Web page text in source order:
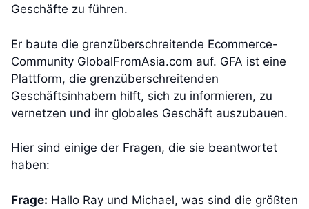
Geschäfte zu führen.
Er baute die grenzüberschreitende Ecommerce-
Community GlobalFromAsia.com auf. GFA ist eine
Plattform, die grenzüberschreitenden
Geschäftsinhabern hilft, sich zu informieren, zu
vernetzen und ihr globales Geschäft auszubauen.
Hier sind einige der Fragen, die sie beantwortet
haben:
Frage: Hallo Ray und Michael, was sind die größten